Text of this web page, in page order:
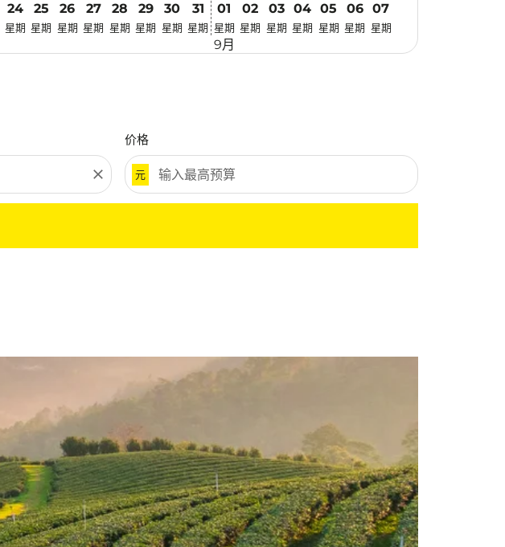
24
星期
25
星期
26
星期
27
星期
28
星期
29
星期
30
星期
31
星期
01
星期
9月
02
星期
03
星期
04
星期
05
星期
06
星期
07
星期
close
价格
元